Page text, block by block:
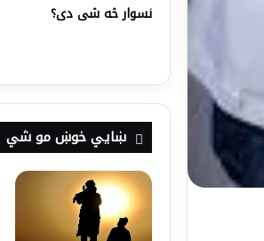
نسوار څه شی دی؟
ښايي خوښ مو شي